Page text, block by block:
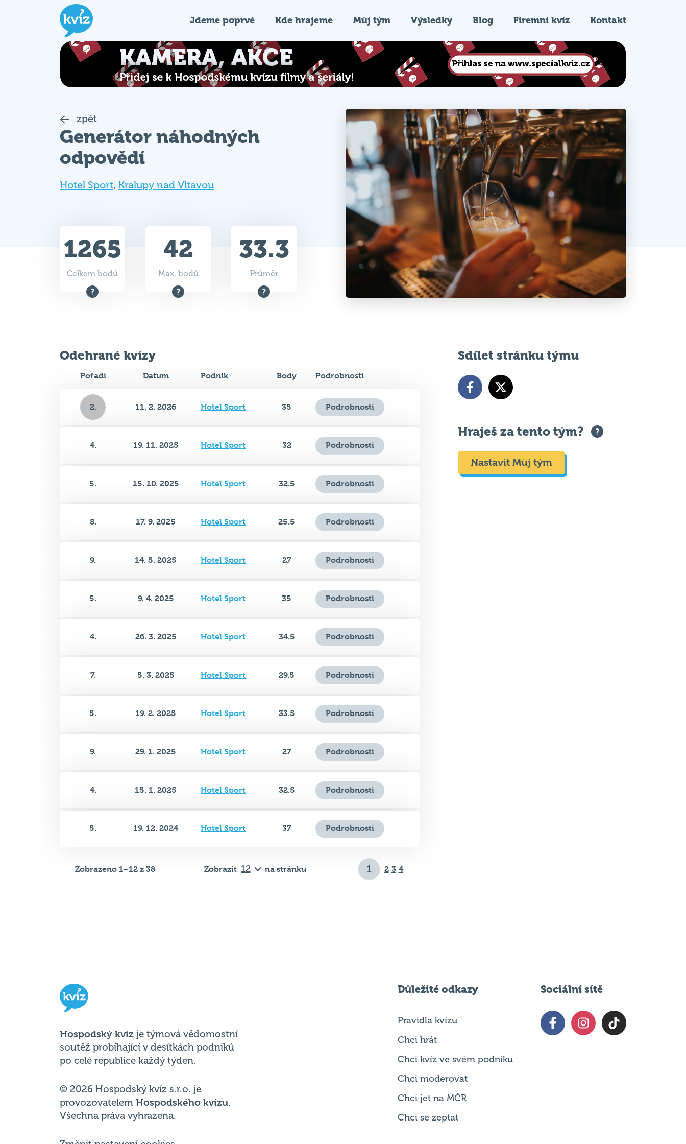
Jdeme poprvé Kde hrajeme Můj tým Výsledky Blog Firemní kvíz Kontakt
odpovědí
4. 19. 11. 2025 Hotel Sport 32 Podrobnosti
5. 15. 10. 2025 Hotel Sport 32.5 Podrobnosti
8. 17. 9. 2025 Hotel Sport 25.5 Podrobnosti
9. 14. 5. 2025 Hotel Sport 27 Podrobnosti
5. 9. 4. 2025 Hotel Sport 35 Podrobnosti
4. 26. 3. 2025 Hotel Sport 34.5 Podrobnosti
7. 5. 3. 2025 Hotel Sport 29.5 Podrobnosti
5. 19. 2. 2025 Hotel Sport 33.5 Podrobnosti
9. 29. 1. 2025 Hotel Sport 27 Podrobnosti
4. 15. 1. 2025 Hotel Sport 32.5 Podrobnosti
5. 19. 12. 2024 Hotel Sport 37 Podrobnosti
Zobrazeno 1–12 z 38 Zobrazit na stránku 2
Hraješ za tento tým?
Nastavit Můj tým
Hospodský kvíz
soutěž probíhající v desítkách podniků
© 2026 Hospodský kvíz s.r.o. je
provozovatelem Hospodského kvízu
Změnit nastavení cookies
Pravidla kvízu
Chci kvíz ve svém podniku
Chci moderovat
Chci jet na MČR
Chci se zeptat